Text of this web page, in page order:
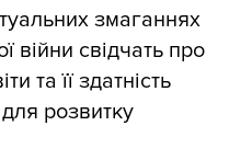
змаганнях
війни свідчать про
та її здатність
розвитку